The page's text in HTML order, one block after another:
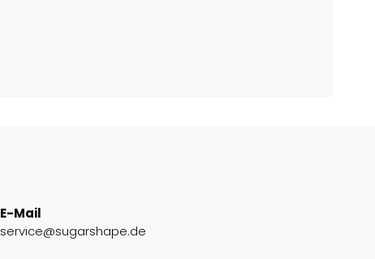
E-Mail
service@sugarshape.de